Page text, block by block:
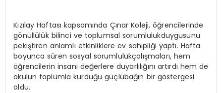
Kızılay Haftası kapsamında Çınar Koleji,öğrencilerinde
gönüllülük bilinci ve toplumsal sorumlulukduygusunu
pekiştiren anlamlı etkinliklere ev sahipliği yaptı. Hafta
boyunca süren sosyal sorumlulukçalışmaları, hem
öğrencilerin insani değerlere duyarlılığını artırdı hem de
okulun toplumla kurduğu güçlübağın bir göstergesi
oldu.